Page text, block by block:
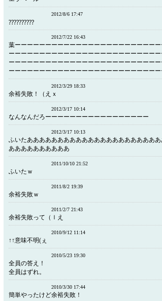
2012/8/6 17:47
⁇⁇⁇⁇⁇
2012/7/22 16:43
葉ーーーーーーーーーーーーーーーーーーーーーーー
ーーーーーーーーーーーーーーーーーーーーーーーー
ーーーーーーーーーーーーーーーーーーーーーーーー
ーーーーーーーーーーーーーーーーーーーーーーーー
2012/3/29 18:33
余裕失敗！（えｘ
2012/3/17 10:14
なんなんだろーーーーーーーーーーーーーーーーー
2012/3/17 10:13
ふいたあああああああああああああああああああああ
ああああああああああ
2011/10/10 21:52
ふいたｗ
2011/8/2 19:39
余裕失敗ｗ
2011/2/7 21:43
余裕失敗って（ｌえ
2010/9/12 11:14
↑↑意味不明(ぇ
2010/5/23 19:30
全員の答え！
全員はずれ。
2010/3/30 17:44
簡単やったけど余裕失敗！